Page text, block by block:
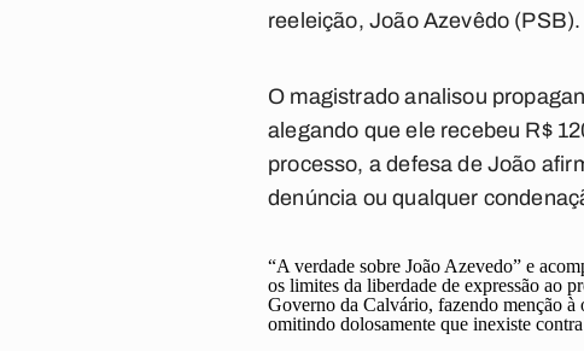
reeleição, João Azevêdo (PSB).
O magistrado analisou
alegando que ele recebeu R$
processo, a defesa de João
denúncia ou qualquer
“A verdade sobre João Azevedo” e
os limites da liberdade de expressão ao
Governo da Calvário, fazendo menção à
omitindo dolosamente que inexiste